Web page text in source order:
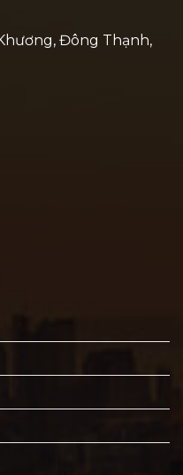
Đông Thạnh,